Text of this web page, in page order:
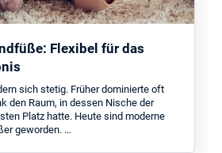
Flexibel für das
sich stetig. Früher dominierte oft
den Raum, in dessen Nische der
Platz hatte. Heute sind moderne
geworden. …